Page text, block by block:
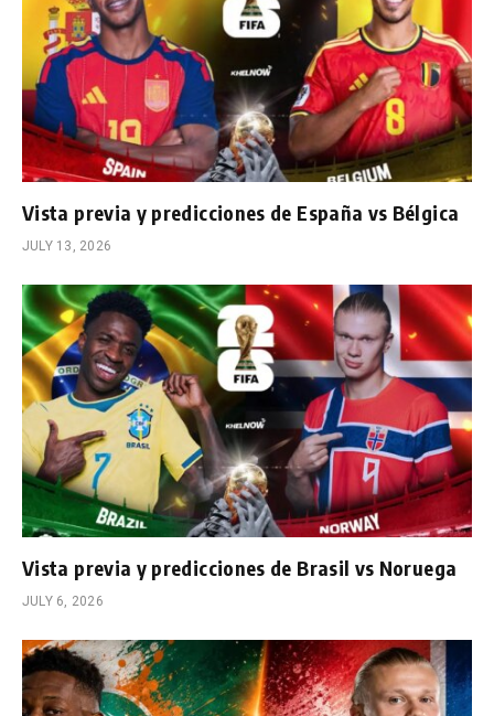
Vista previa y predicciones de España vs Bélgica
JULY 13, 2026
Vista previa y predicciones de Brasil vs Noruega
JULY 6, 2026